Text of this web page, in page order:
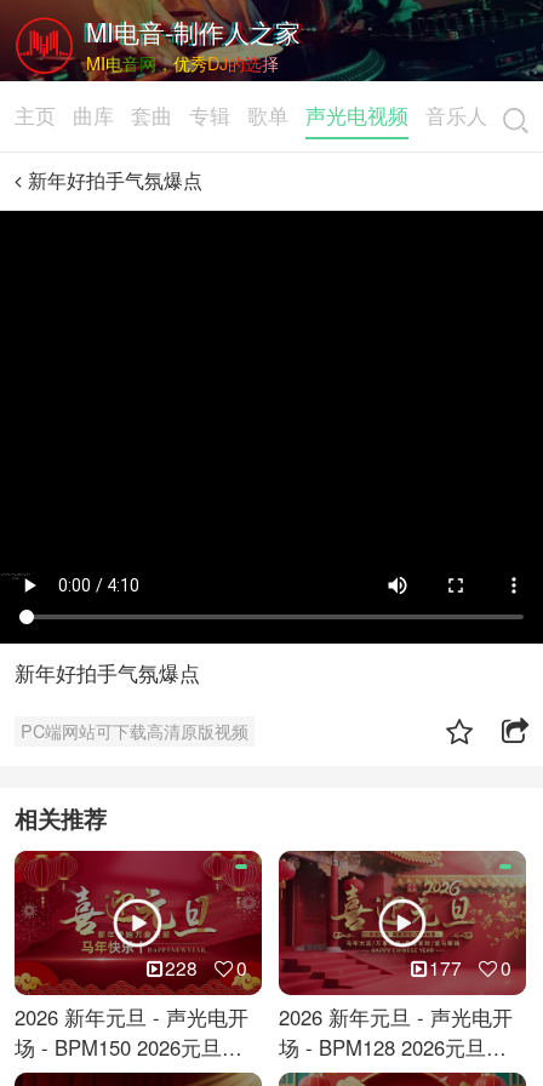
MI电音-制作人之家
MI电音网，优秀DJ的选择
主页 曲库 套曲 专辑 歌单 声光电视频 音乐人
新年好拍手气氛爆点
新年好拍手气氛爆点
PC端网站可下载高清原版视频
相关推荐
228 0
2026 新年元旦 - 声光电开
场 - BPM150 2026元旦跨
年倒计时
177 0
2026 新年元旦 - 声光电开
场 - BPM128 2026元旦马
年